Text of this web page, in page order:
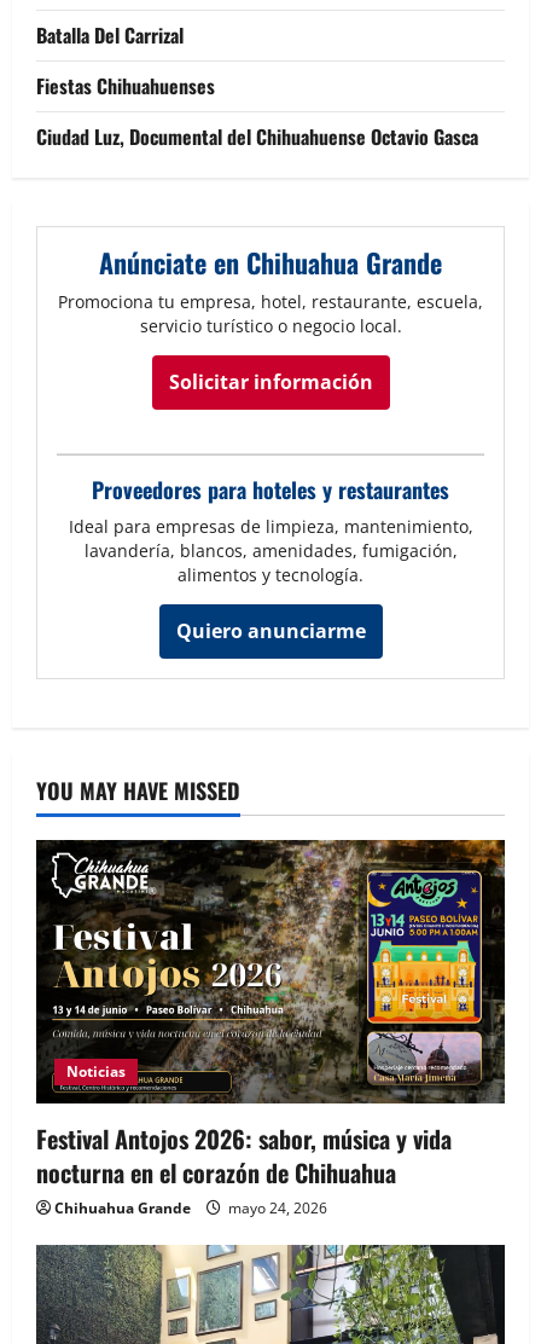
Batalla Del Carrizal
Fiestas Chihuahuenses
Ciudad Luz, Documental del Chihuahuense Octavio Gasca
Anúnciate en Chihuahua Grande
Promociona tu empresa, hotel, restaurante, escuela,
servicio turístico o negocio local.
Solicitar información
Proveedores para hoteles y restaurantes
Ideal para empresas de limpieza, mantenimiento,
lavandería, blancos, amenidades, fumigación,
alimentos y tecnología.
Quiero anunciarme
YOU MAY HAVE MISSED
Noticias
Festival Antojos 2026: sabor, música y vida
nocturna en el corazón de Chihuahua
Chihuahua Grande mayo 24, 2026